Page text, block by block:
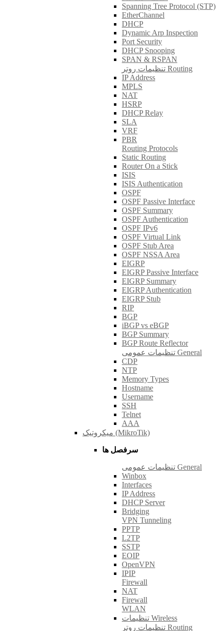
Spanning Tree Protocol (STP)
EtherChannel
DHCP
Dynamic Arp Inspection
Port Security
DHCP Snooping
SPAN & RSPAN
تنظیمات روتر Routing
IP Address
MPLS
NAT
HSRP
DHCP Relay
SLA
VRF
PBR
Routing Protocols
Static Routing
Router On a Stick
ISIS
ISIS Authentication
OSPF
OSPF Passive Interface
OSPF Summary
OSPF Authentication
OSPF IPv6
OSPF Virtual Link
OSPF Stub Area
OSPF NSSA Area
EIGRP
EIGRP Passive Interface
EIGRP Summary
EIGRP Authentication
EIGRP Stub
RIP
BGP
iBGP vs eBGP
BGP Summary
BGP Route Reflector
تنظیمات عمومی General
CDP
NTP
Memory Types
Hostname
Username
SSH
Telnet
AAA
میکروتیک (MikroTik)
سرفصل ها
تنظیمات عمومی General
Winbox
Interfaces
IP Address
DHCP Server
Bridging
VPN Tunneling
PPTP
L2TP
SSTP
EOIP
OpenVPN
IPIP
Firewall
NAT
Firewall
WLAN
تنظیمات Wireless
تنظیمات روتر Routing